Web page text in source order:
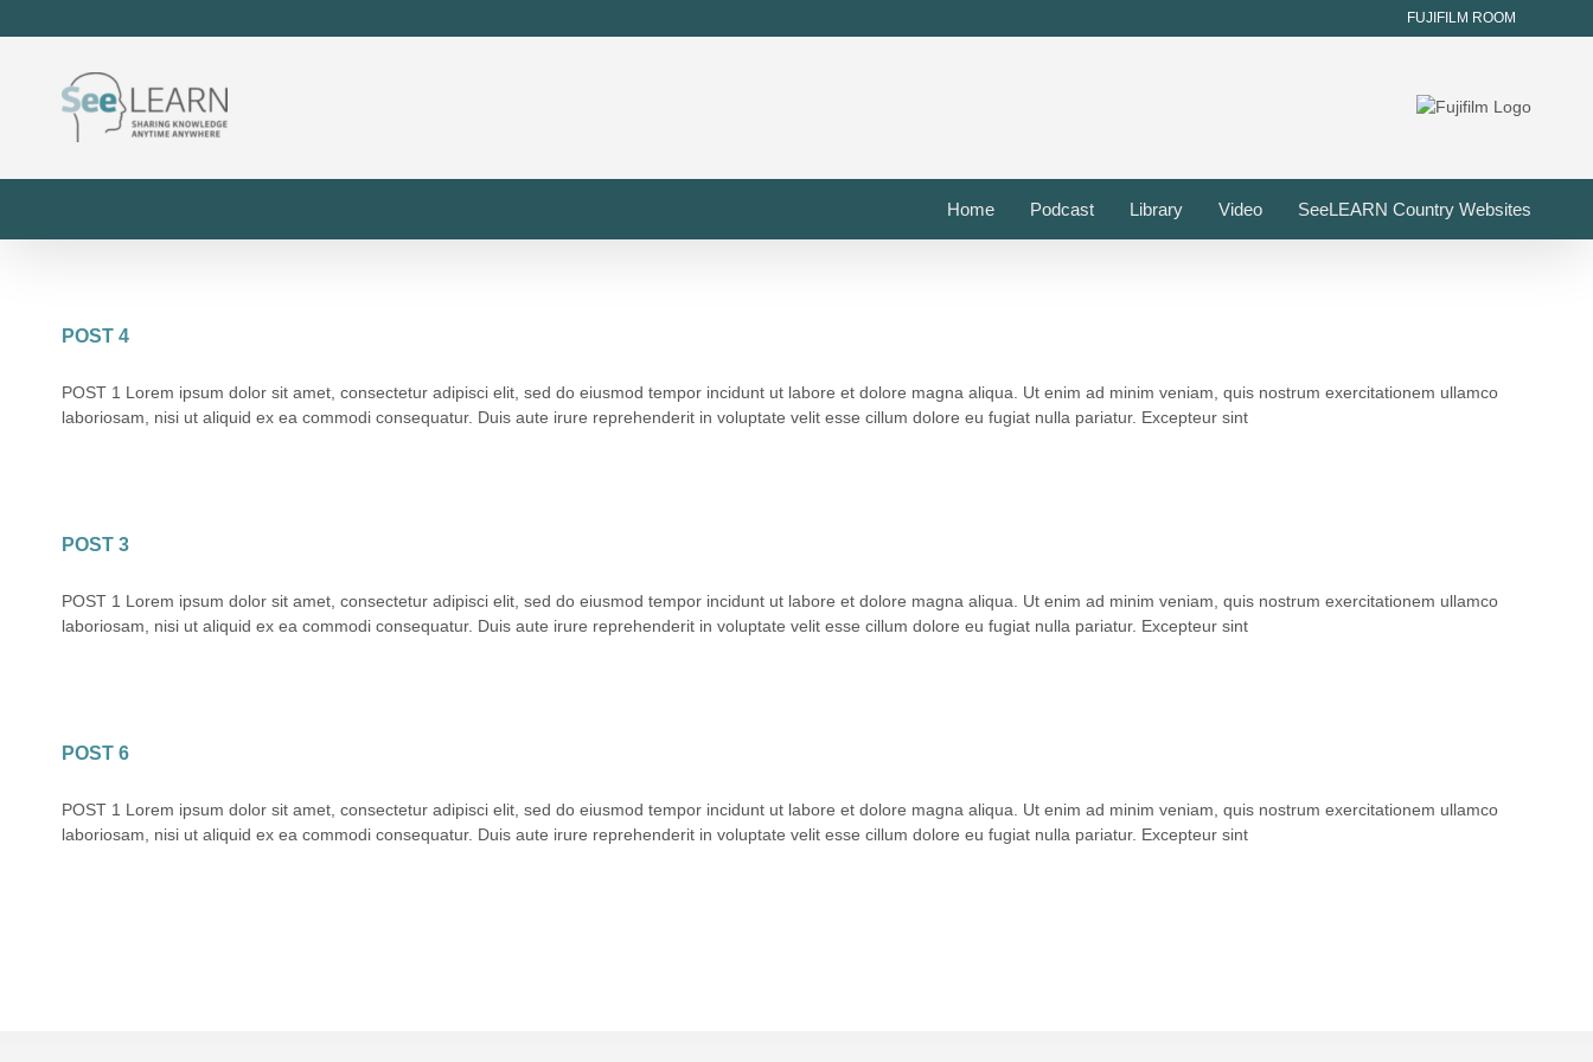
FUJIFILM ROOM
Home Podcast Library Video SeeLEARN Country Websites
POST 4
POST 1 Lorem ipsum dolor sit amet, consectetur adipisci elit, sed do eiusmod tempor incidunt ut labore et dolore magna aliqua. Ut enim ad minim veniam, quis nostrum exercitationem ullamco
laboriosam, nisi ut aliquid ex ea commodi consequatur. Duis aute irure reprehenderit in voluptate velit esse cillum dolore eu fugiat nulla pariatur. Excepteur sint
POST 3
POST 1 Lorem ipsum dolor sit amet, consectetur adipisci elit, sed do eiusmod tempor incidunt ut labore et dolore magna aliqua. Ut enim ad minim veniam, quis nostrum exercitationem ullamco
laboriosam, nisi ut aliquid ex ea commodi consequatur. Duis aute irure reprehenderit in voluptate velit esse cillum dolore eu fugiat nulla pariatur. Excepteur sint
POST 6
POST 1 Lorem ipsum dolor sit amet, consectetur adipisci elit, sed do eiusmod tempor incidunt ut labore et dolore magna aliqua. Ut enim ad minim veniam, quis nostrum exercitationem ullamco
laboriosam, nisi ut aliquid ex ea commodi consequatur. Duis aute irure reprehenderit in voluptate velit esse cillum dolore eu fugiat nulla pariatur. Excepteur sint